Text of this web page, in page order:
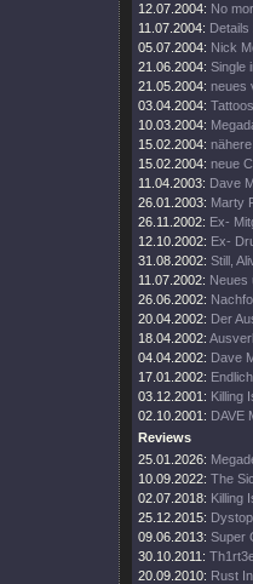
12.07.2004: No
11.07.2004:
05.07.2004: Nick
21.06.2004: Single
21.05.2004: neues
03.04.2004:
10.03.2004:
15.02.2004:
15.02.2004: neue
11.04.2003: Dave
26.01.2003: Marty
26.11.2002: Ex-
12.10.2002: Ex-
31.08.2002: Still,
11.07.2002: Neues
26.06.2002:
20.04.2002: Der
18.04.2002:
04.04.2002: Dave
17.01.2002:
03.12.2001: Killing
02.10.2001: DAVE
Reviews
25.01.2026:
10.09.2022: The
02.07.2018: Killing
25.12.2015:
09.06.2013: Super
30.10.2011:
20.09.2010: Rust